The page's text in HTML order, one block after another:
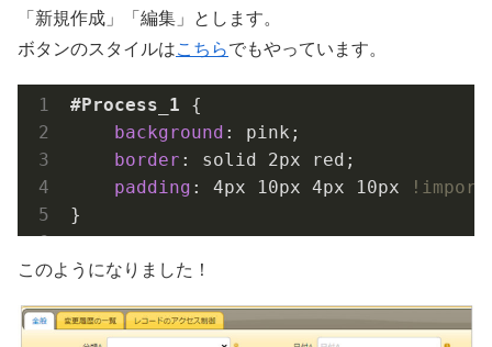
「新規作成」「編集」とします。
ボタンのスタイルはこちらでもやっています。
#Process_1 {
background : pink;
border : solid 2px red;
padding : 4px 10px 4px 10px
}
このようになりました！